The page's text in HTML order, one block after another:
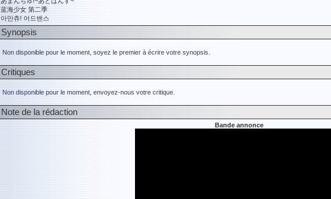
蓝海少女 第二季
아만츄! 어드밴스
Synopsis
Non disponible pour le moment, soyez le premier à écrire votre synopsis.
Critiques
Non disponible pour le moment, envoyez-nous votre critique.
Note de la rédaction
Bande annonce